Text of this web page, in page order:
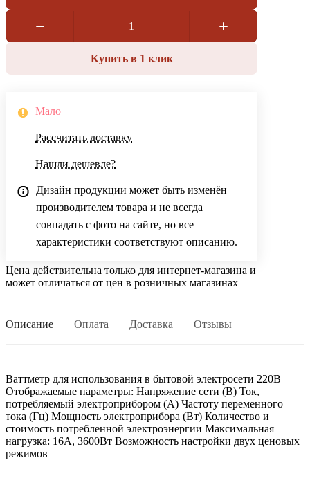
Купить в 1 клик
Мало
Рассчитать доставку
Нашли дешевле?
Дизайн продукции может быть изменён
производителем товара и не всегда
совпадать с фото на сайте, но все
характеристики соответствуют описанию.
Цена действительна только для интернет-магазина и
может отличаться от цен в розничных магазинах
Описание Оплата Доставка Отзывы
Ваттметр для использования в бытовой электросети 220В
Отображаемые параметры: Напряжение сети (В) Ток,
потребляемый электроприбором (А) Частоту переменного
тока (Гц) Мощность электроприбора (Вт) Количество и
стоимость потребленной электроэнергии Максимальная
нагрузка: 16A, 3600Вт Возможность настройки двух ценовых
режимов